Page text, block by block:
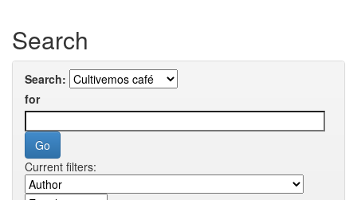
Search
Search:
for
Current filters: